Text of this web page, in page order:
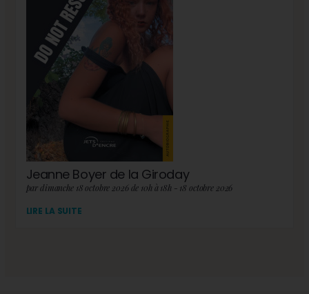
Jeanne Boyer de la Giroday
par dimanche 18 octobre 2026 de 10h à 18h - 18 octobre 2026
LIRE LA SUITE